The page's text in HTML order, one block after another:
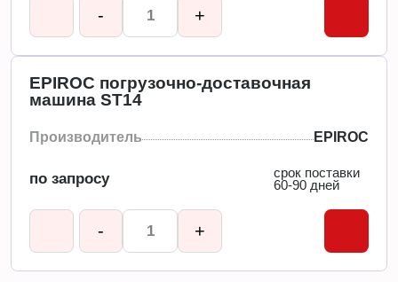
- +
EPIROC погрузочно-доставочная
машина ST14
Производитель EPIROC
по запросу
срок поставки
60-90 дней
- +